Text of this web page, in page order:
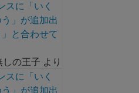
スに「いく
」が追加出
と合わせて
しの王子 より
スに「いく
」が追加出